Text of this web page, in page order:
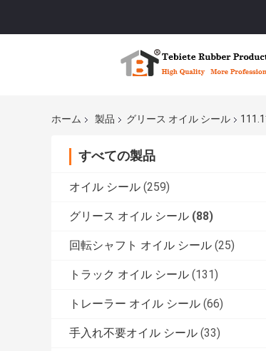
ホーム 製品 グリース オイル シール
すべての製品
オイル シール (259)
グリース オイル シール (88)
回転シャフト オイル シール (25)
トラック オイル シール (131)
トレーラー オイル シール (66)
手入れ不要オイル シール (33)